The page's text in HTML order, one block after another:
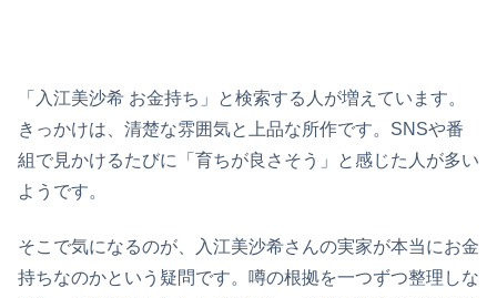
「入江美沙希 お金持ち」と検索する人が増えています。
きっかけは、清楚な雰囲気と上品な所作です。SNSや番
組で見かけるたびに「育ちが良さそう」と感じた人が多い
ようです。
そこで気になるのが、入江美沙希さんの実家が本当にお金
持ちなのかという疑問です。噂の根拠を一つずつ整理しな